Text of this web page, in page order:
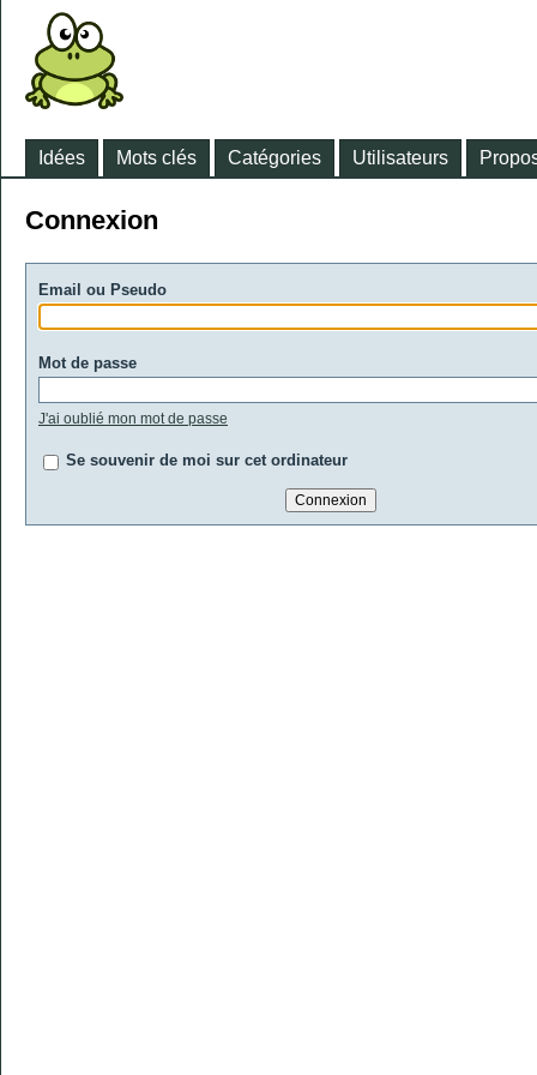
Idées Mots clés Catégories Utilisateurs
Connexion
Email ou Pseudo
Mot de passe
J'ai oublié mon mot de passe
Se souvenir de moi sur cet ordinateur